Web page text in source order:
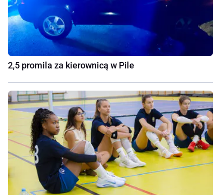
2,5 promila za kierownicą w Pile